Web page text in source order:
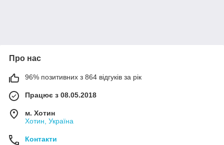
Про нас
96% позитивних з 864 відгуків за рік
Працює з 08.05.2018
м. Хотин
Хотин, Україна
Контакти